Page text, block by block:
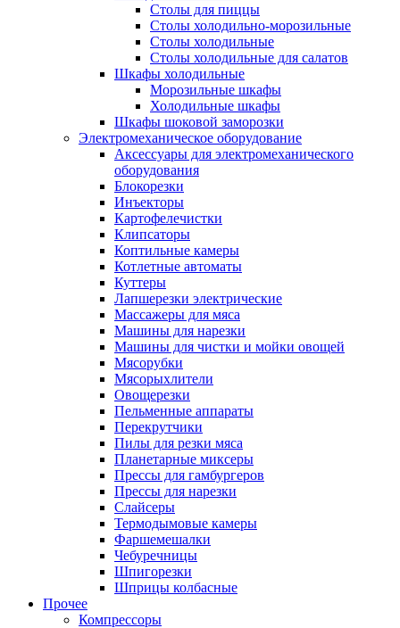
Столы для пиццы
Столы холодильно-морозильные
Столы холодильные
Столы холодильные для салатов
Шкафы холодильные
Mорозильные шкафы
Холодильные шкафы
Шкафы шоковой заморозки
Электромеханическое оборудование
Аксессуары для электромеханического
оборудования
Блокорезки
Инъекторы
Картофелечистки
Клипсаторы
Коптильные камеры
Котлетные автоматы
Куттеры
Лапшерезки электрические
Массажеры для мяса
Машины для нарезки
Машины для чистки и мойки овощей
Мясорубки
Мясорыхлители
Овощерезки
Пельменные аппараты
Перекрутчики
Пилы для резки мяса
Планетарные миксеры
Прессы для гамбургеров
Прессы для нарезки
Слайсеры
Термодымовые камеры
Фаршемешалки
Чебуречницы
Шпигорезки
Шприцы колбасные
Прочее
Компрессоры